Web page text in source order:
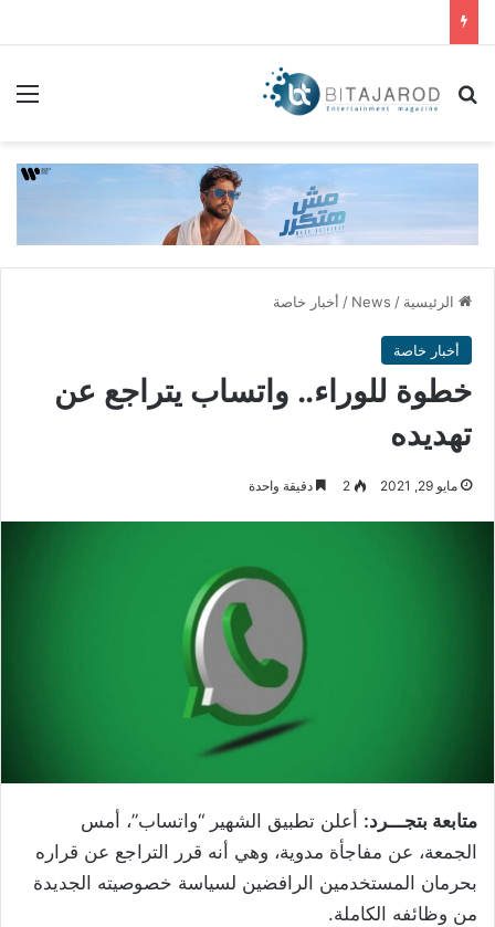
بحث عن
الرئيسية /
News
/ أخبار خاصة
أخبار خاصة
خطوة للوراء.. واتساب يتراجع عن
تهديده
مايو 29, 2021 2 دقيقة واحدة
متابعة بتجـــرد: أعلن تطبيق الشهير “واتساب”، أمس
الجمعة، عن مفاجأة مدوية، وهي أنه قرر التراجع عن قراره
بحرمان المستخدمين الرافضين لسياسة خصوصيته الجديدة
من وظائفه الكاملة.